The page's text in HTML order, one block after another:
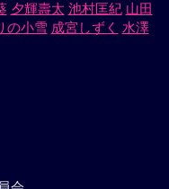
夕輝壽太 池村匡紀 山田
の小雪 成宮しずく 水澤